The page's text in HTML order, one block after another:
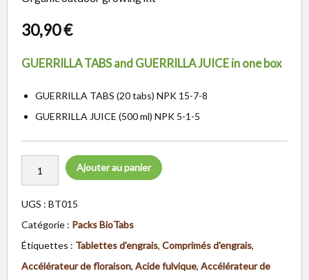
30,90€
GUERRILLA TABS and GUERRILLA JUICE in one box
GUERRILLA TABS (20 tabs) NPK 15-7-8
GUERRILLA JUICE (500 ml) NPK 5-1-5
Ajouter au panier
UGS : BT015
Catégorie : Packs BioTabs
Étiquettes : Tablettes d'engrais, Comprimés d'engrais,
Accélérateur de floraison, Acide fulvique, Accélérateur de